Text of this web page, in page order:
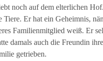
noch auf dem elterlichen
Tiere. Er hat ein Geheimnis,
Familienmitglied weiß. Er
damals auch die Freundin
getrieben.